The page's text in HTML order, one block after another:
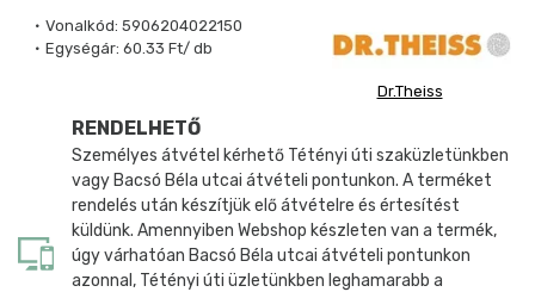
Vonalkód: 5906204022150
Egységár: 60.33 Ft/ db
Dr.Theiss
RENDELHETŐ
Személyes átvétel kérhető Tétényi úti szaküzletünkben
vagy Bacsó Béla utcai átvételi pontunkon. A terméket
rendelés után készítjük elő átvételre és értesítést
küldünk. Amennyiben Webshop készleten van a termék,
úgy várhatóan Bacsó Béla utcai átvételi pontunkon
azonnal, Tétényi úti üzletünkben leghamarabb a